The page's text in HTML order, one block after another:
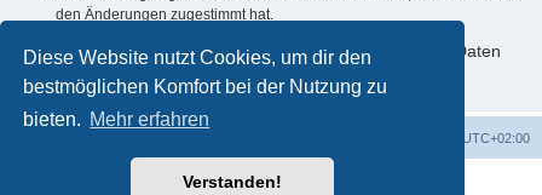
Diese Website nutzt Cookies, um dir den
bestmöglichen Komfort bei der Nutzung zu
bieten. Mehr erfahren
Verstanden!
den Änderungen zugestimmt hat.
Informationen über den Umgang mit deinen persönlichen Daten
sind in der Datenschutzerklärung enthalten.
UTC+02:00
Powered byphpBB® Forum Software © phpBB Limited